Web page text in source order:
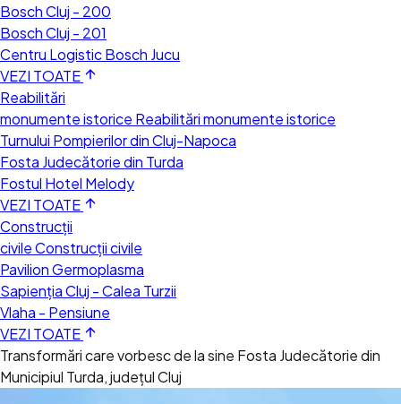
Bosch Cluj - 200
Bosch Cluj - 201
Centru Logistic Bosch Jucu
VEZI TOATE
Reabilitări
monumente istorice Reabilitări monumente istorice
Turnului Pompierilor din Cluj-Napoca
Fosta Judecătorie din Turda
Fostul Hotel Melody
VEZI TOATE
Construcții
civileConstrucții civile
Pavilion Germoplasma
Sapienția Cluj - Calea Turzii
Vlaha - Pensiune
VEZI TOATE
Transformări care vorbesc de la sine Fosta Judecătorie din
Municipiul Turda, județul Cluj